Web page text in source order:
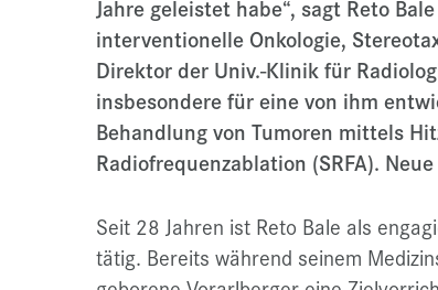
Jahre geleistet habe“, sagt Reto
interventionelle Onkologie,
Direktor der Univ.-Klinik für
insbesondere für eine von ihm
Behandlung von Tumoren mittels
Radiofrequenzablation (SRFA).
Seit 28 Jahren ist Reto Bale als
tätig. Bereits während seinem